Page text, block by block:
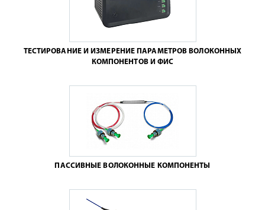
ТЕСТИРОВАНИЕ И ИЗМЕРЕНИЕ ПАРАМЕТРОВ ВОЛОКОННЫХ
КОМПОНЕНТОВ И ФИС
ПАССИВНЫЕ ВОЛОКОННЫЕ КОМПОНЕНТЫ